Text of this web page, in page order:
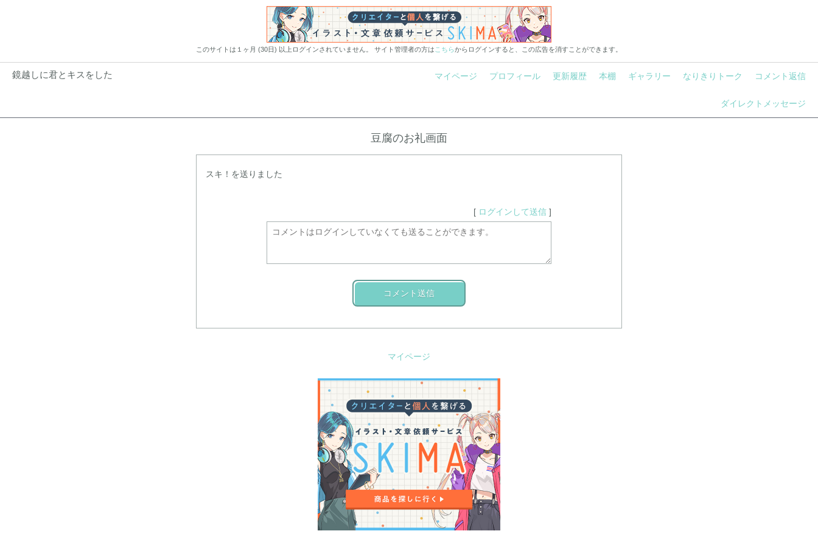
このサイトは１ヶ月 (30日) 以上ログインされていません。 サイト管理者の方は こちらからログインすると、この広告を消すことができます。
鏡越しに君とキスをした マイページ プロフィール 更新履歴 本棚 ギャラリー なりきりトーク コメント返信
ダイレクトメッセージ
豆腐のお礼画面
スキ！を送りました
[ ログインして送信]
コメント送信
マイページ